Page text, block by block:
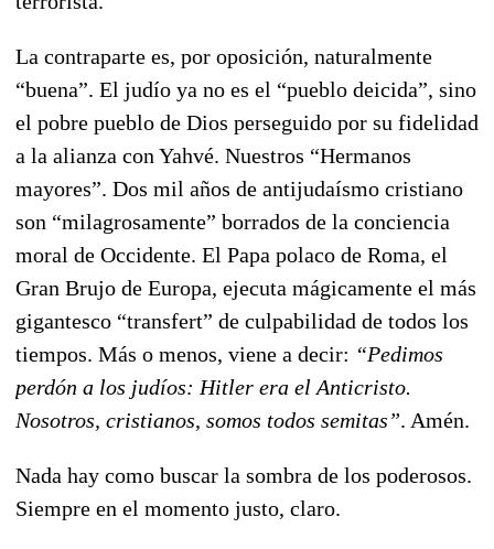
La contraparte es, por oposición, naturalmente
“buena”. El judío ya no es el “pueblo deicida”, sino
el pobre pueblo de Dios perseguido por su fidelidad
a la alianza con Yahvé. Nuestros “Hermanos
mayores”. Dos mil años de antijudaísmo cristiano
son “milagrosamente” borrados de la conciencia
moral de Occidente. El Papa polaco de Roma, el
Gran Brujo de Europa, ejecuta mágicamente el más
gigantesco “transfert” de culpabilidad de todos los
tiempos. Más o menos, viene a decir: “Pedimos
perdón a los judíos: Hitler era el Anticristo.
Nosotros, cristianos, somos todos semitas”. Amén.
Nada hay como buscar la sombra de los poderosos.
Siempre en el momento justo, claro.